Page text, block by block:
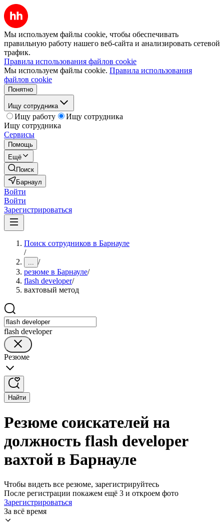
Мы используем файлы cookie, чтобы обеспечивать
правильную работу нашего веб-сайта и анализировать сетевой
трафик.
Правила использования файлов cookie
Мы используем файлы cookie. Правила использования
файлов cookie
Понятно
Ищу сотрудника
Ищу работу
Ищу сотрудника
Ищу сотрудника
Сервисы
Помощь
Ещё
Поиск
Барнаул
Войти
Войти
Зарегистрироваться
Поиск сотрудников в Барнауле
/
... /
резюме в Барнауле/
flash developer/
вахтовый метод
flash developer
Резюме
Найти
Резюме соискателей на
должность flash developer
вахтой в Барнауле
Чтобы видеть все резюме, зарегистрируйтесь
После регистрации покажем ещё 3 и откроем фото
Зарегистрироваться
За всё время